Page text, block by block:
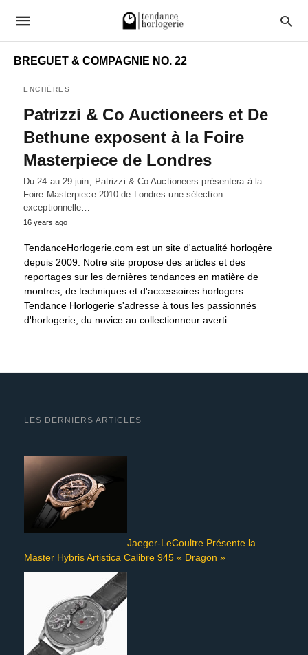
BREGUET & COMPAGNIE NO. 22
ENCHÈRES
Patrizzi & Co Auctioneers et De
Bethune exposent à la Foire
Masterpiece de Londres
Du 24 au 29 juin, Patrizzi & Co Auctioneers présentera à la
Foire Masterpiece 2010 de Londres une sélection
exceptionnelle…
16 years ago
TendanceHorlogerie.com est un site d'actualité horlogère
depuis 2009. Notre site propose des articles et des
reportages sur les dernières tendances en matière de
montres, de techniques et d'accessoires horlogers.
Tendance Horlogerie s'adresse à tous les passionnés
d'horlogerie, du novice au collectionneur averti.
LES DERNIERS ARTICLES
Jaeger-LeCoultre Présente la
Master Hybris Artistica Calibre 945 « Dragon »